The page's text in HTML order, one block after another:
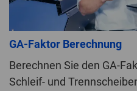
GA-Faktor Berechnung
Berechnen Sie den GA-
Schleif- und